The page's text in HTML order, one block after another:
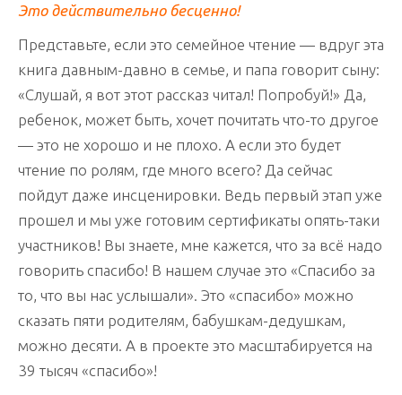
Это действительно бесценно!
Представьте, если это семейное чтение — вдруг эта
книга давным-давно в семье, и папа говорит сыну:
«Слушай, я вот этот рассказ читал! Попробуй!» Да,
ребенок, может быть, хочет почитать что-то другое
— это не хорошо и не плохо. А если это будет
чтение по ролям, где много всего? Да сейчас
пойдут даже инсценировки. Ведь первый этап уже
прошел и мы уже готовим сертификаты опять-таки
участников! Вы знаете, мне кажется, что за всё надо
говорить спасибо! В нашем случае это «Спасибо за
то, что вы нас услышали». Это «спасибо» можно
сказать пяти родителям, бабушкам-дедушкам,
можно десяти. А в проекте это масштабируется на
39 тысяч «спасибо»!